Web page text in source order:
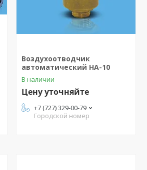
Воздухоотводчик
автоматический HA-10
В наличии
Цену уточняйте
+7 (727) 329-00-79
Городской номер